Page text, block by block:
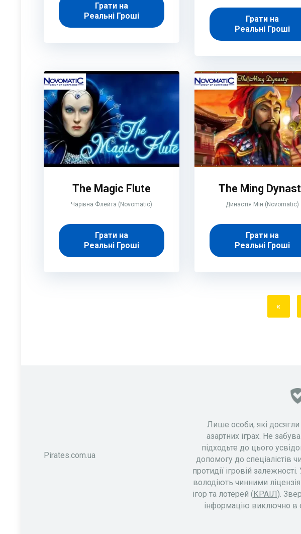
Грати на
Реальні Гроші
Грати на
Реальні Гроші
The Magic Flute
Чарівна Флейта (Novomatic)
Грати на
Реальні Гроші
The Ming
Династія Мін (Novomatic)
Грати на
Реальні Гроші
«
Pirates.com.ua
Лише особи, які
азартних іграх. Не
підходьте до цього
допомогу до спеціалістів
протидії ігровій
володіють чинними
ігор та лотерей (КРАІЛ).
інформацію виключно в